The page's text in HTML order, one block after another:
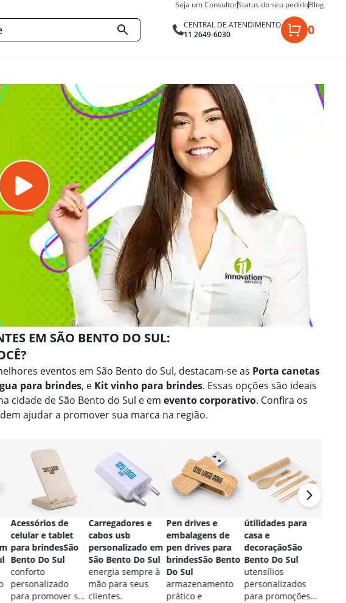
Seja um ConsultorStatus do seu pedidoBlog
CENTRAL DE ATENDIMENTO
11 2649-6030
0
EM SÃO BENTO DO SUL:
eventos em São Bento do Sul, destacam-se as Porta canetas
para brindes, e Kit vinho para brindes. Essas opções são ideais
cidade de São Bento do Sul e em evento corporativo. Confira os
ajudar a promover sua marca na região.
Acessórios de
celular e tablet
para brindesSão
Bento Do Sul
conforto
personalizado
para promover sua
Carregadores e
cabos usb
personalizado em
São Bento Do Sul
energia sempre à
mão para seus
clientes.
Pen drives e
embalagens de
pen drives para
brindesSão Bento
Do Sul
armazenamento
prático e
útilidades para
casa e
decoraçãoSão
Bento Do Sul
utensílios
personalizados
para promoções